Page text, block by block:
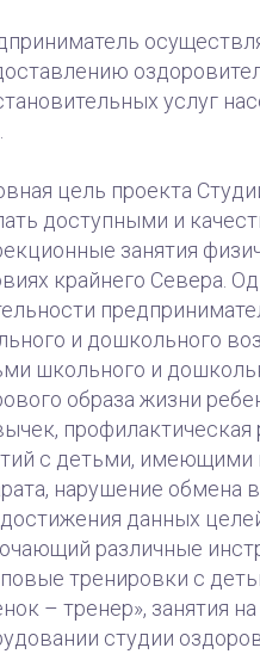
услуг
цель проекта
доступными и
занятия
крайнего Севера.
и дошкольного
школьного и
образа жизни
с детьми, имеющими
нарушение
данных
различные
тренировки с
– тренер», занятия
студии